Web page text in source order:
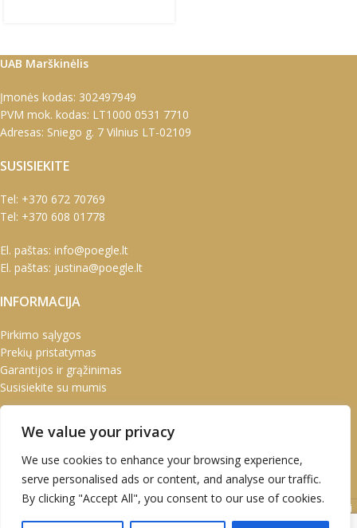
We value your privacy
We use cookies to enhance your browsing experience,
serve personalised ads or content, and analyse our traffic.
By clicking "Accept All", you consent to our use of cookies.
UAB Marškinėlis
Įmonės kodas: 302497949
PVM mok. kodas: LT1000 0531 7710
Adresas: Sniego g. 7 Vilnius LT-02109
SUSISIEKITE
Tel: +370 672 70769
Tel: +370 608 01778
El. paštas: info@poegle.lt
El. paštas: justina@poegle.lt
INFORMACIJA
Pirkimo sąlygos
Prekių pristatymas
Garantijos ir grąžinimas
Susisiekite su mumis
Paskyra
UAB Marškinėlis © 2020 Atvirukai | Prabangūs atvirukai | Kalėdiniai
atvirukai | Kalendoriai | Verslo dovanos